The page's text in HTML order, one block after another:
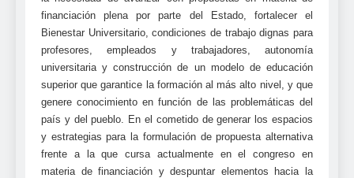
financiación plena por parte del Estado, fortalecer el
Bienestar Universitario, condiciones de trabajo dignas para
profesores, empleados y trabajadores, autonomía
universitaria y construcción de un modelo de educación
superior que garantice la formación al más alto nivel, y que
genere conocimiento en función de las problemáticas del
país y del pueblo. En el cometido de generar los espacios
y estrategias para la formulación de propuesta alternativa
frente a la que cursa actualmente en el congreso en
materia de financiación y despuntar elementos hacia la